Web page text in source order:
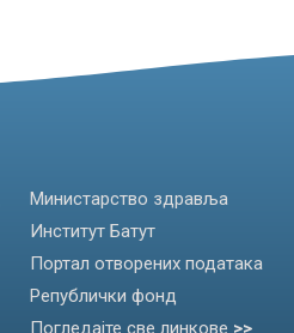
Министарство здравља
Институт Батут
Портал отворених података
Републички фонд
Погледајте све линкове >>